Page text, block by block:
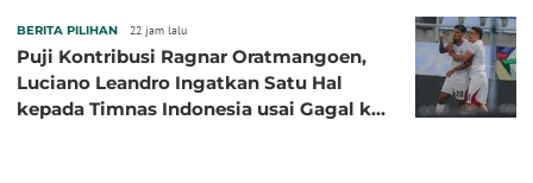
BERITA PILIHAN 22 jam lalu
Puji Kontribusi Ragnar Oratmangoen,
Luciano Leandro Ingatkan Satu Hal
kepada Timnas Indonesia usai Gagal ke